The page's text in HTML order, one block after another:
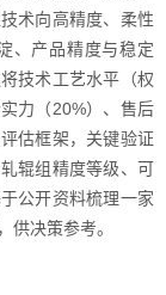
术向高精度、柔性
、产品精度与稳定
技术工艺水平（权
力（20%）、售后
估框架，关键验证
辊组精度等级、可
公开资料梳理一家
供决策参考。